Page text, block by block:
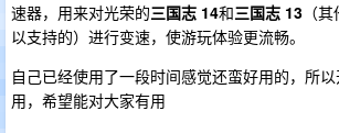
速器，用来对光荣的三国志 14和三国志 13 （
以支持的）进行变速，使游玩体验更流畅。
自己已经使用了一段时间感觉还蛮好用的，所
用，希望能对大家有用